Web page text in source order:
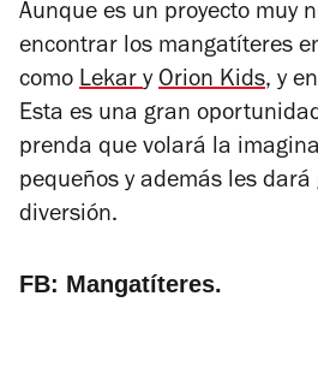
Aunque es un proyecto muy
encontrar los mangatíteres
como Lekary Orion Kids, y
Esta es una gran
prenda que volará la
pequeños y además les
diversión.
FB: Mangatíteres.